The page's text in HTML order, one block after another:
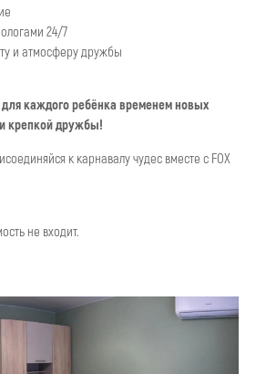
24/7
и атмосферу дружбы
для каждого ребёнка временем новых
крепкой дружбы!
к карнавалу чудес вместе с FOX
не входит.